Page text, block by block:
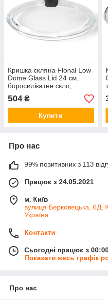
Кришка скляна Flonal Low
Dome Glass Lid 24 см,
боросилікатне скло,
бакеліт Soft Touch, вихід
пари, для сковорідок,
каструль
504 ₴
Купити
Про нас
99% позитивних з 113
Працює з 24.05.2021
м. Київ
вулиця Берковецька, 6Д,
Україна
Контакти
Сьогодні працює з
Показати весь графік
Про нас